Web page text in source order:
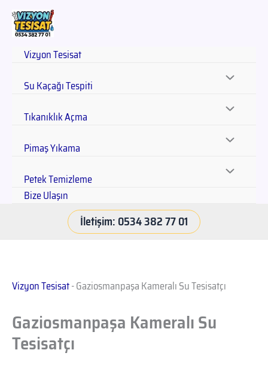
Vizyon Tesisat
Su Kaçağı Tespiti
Tıkanıklık Açma
Pimaş Yıkama
Petek Temizleme
Bize Ulaşın
İletişim: 0534 382 77 01
Vizyon Tesisat-Gaziosmanpaşa Kameralı Su Tesisatçı
Gaziosmanpaşa Kameralı Su
Tesisatçı